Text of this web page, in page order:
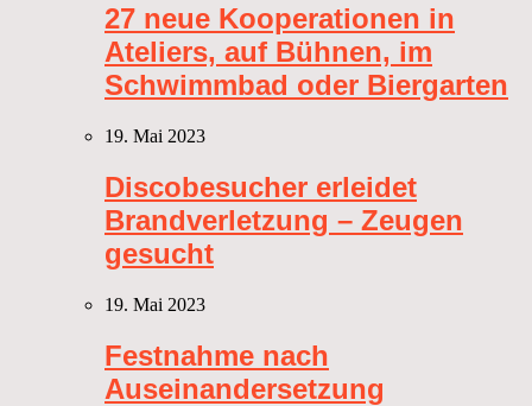
27 neue Kooperationen in
Ateliers, auf Bühnen, im
Schwimmbad oder Biergarten
19. Mai 2023
Discobesucher erleidet
Brandverletzung – Zeugen
gesucht
19. Mai 2023
Festnahme nach
Auseinandersetzung